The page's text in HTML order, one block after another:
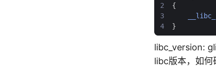
{
}
libc_version:
libc版本，如何